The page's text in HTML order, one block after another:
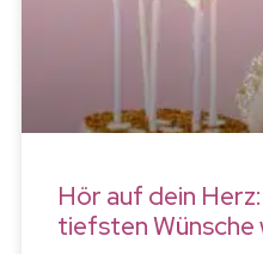
Hör auf dein
tiefsten Wünsche